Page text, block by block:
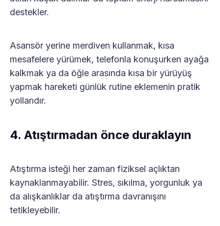
destekler.
Asansör yerine merdiven kullanmak, kısa
mesafelere yürümek, telefonla konuşurken ayağa
kalkmak ya da öğle arasında kısa bir yürüyüş
yapmak hareketi günlük rutine eklemenin pratik
yollarıdır.
4. Atıştırmadan önce duraklayın
Atıştırma isteği her zaman fiziksel açlıktan
kaynaklanmayabilir. Stres, sıkılma, yorgunluk ya
da alışkanlıklar da atıştırma davranışını
tetikleyebilir.